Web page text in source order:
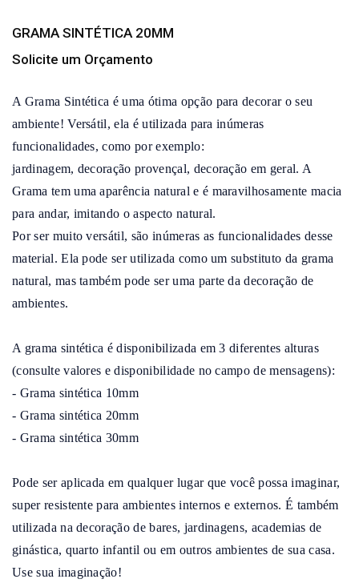
GRAMA SINTÉTICA 20MM
Solicite um Orçamento
A Grama Sintética é uma ótima opção para decorar o seu
ambiente! Versátil, ela é utilizada para inúmeras
funcionalidades, como por exemplo:
jardinagem, decoração provençal, decoração em geral. A
Grama tem uma aparência natural e é maravilhosamente macia
para andar, imitando o aspecto natural.
Por ser muito versátil, são inúmeras as funcionalidades desse
material. Ela pode ser utilizada como um substituto da grama
natural, mas também pode ser uma parte da decoração de
ambientes.
A grama sintética é disponibilizada em 3 diferentes alturas
(consulte valores e disponibilidade no campo de mensagens):
- Grama sintética 10mm
- Grama sintética 20mm
- Grama sintética 30mm
Pode ser aplicada em qualquer lugar que você possa imaginar,
super resistente para ambientes internos e externos. É também
utilizada na decoração de bares, jardinagens, academias de
ginástica, quarto infantil ou em outros ambientes de sua casa.
Use sua imaginação!